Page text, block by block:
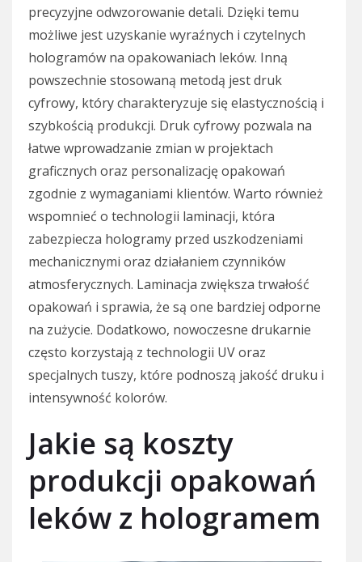
precyzyjne odwzorowanie detali. Dzięki temu
możliwe jest uzyskanie wyraźnych i czytelnych
hologramów na opakowaniach leków. Inną
powszechnie stosowaną metodą jest druk
cyfrowy, który charakteryzuje się elastycznością i
szybkością produkcji. Druk cyfrowy pozwala na
łatwe wprowadzanie zmian w projektach
graficznych oraz personalizację opakowań
zgodnie z wymaganiami klientów. Warto również
wspomnieć o technologii laminacji, która
zabezpiecza hologramy przed uszkodzeniami
mechanicznymi oraz działaniem czynników
atmosferycznych. Laminacja zwiększa trwałość
opakowań i sprawia, że są one bardziej odporne
na zużycie. Dodatkowo, nowoczesne drukarnie
często korzystają z technologii UV oraz
specjalnych tuszy, które podnoszą jakość druku i
intensywność kolorów.
Jakie są koszty
produkcji opakowań
leków z hologramem